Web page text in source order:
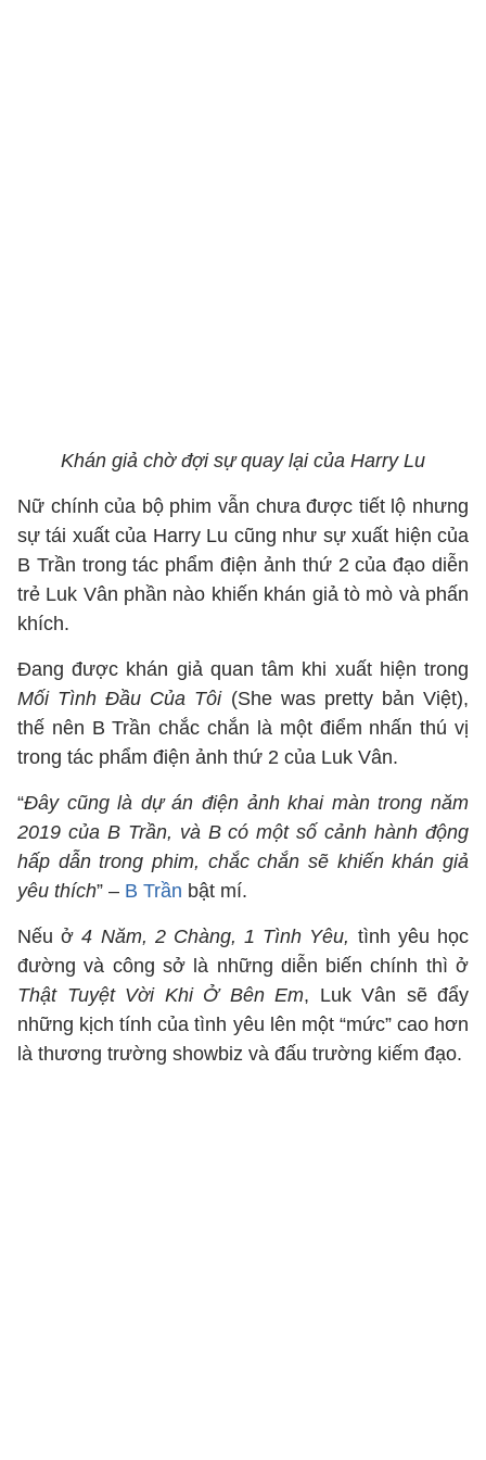
Khán giả chờ đợi sự quay lại của Harry Lu
Nữ chính của bộ phim vẫn chưa được tiết lộ nhưng
sự tái xuất của Harry Lu cũng như sự xuất hiện của
B Trần trong tác phẩm điện ảnh thứ 2 của đạo diễn
trẻ Luk Vân phần nào khiến khán giả tò mò và phấn
khích.
Đang được khán giả quan tâm khi xuất hiện trong
Mối Tình Đầu Của Tôi(She was pretty bản Việt),
thế nên B Trần chắc chắn là một điểm nhấn thú vị
trong tác phẩm điện ảnh thứ 2 của Luk Vân.
“Đây cũng là dự án điện ảnh khai màn trong năm
2019 của B Trần, và B có một số cảnh hành động
hấp dẫn trong phim, chắc chắn sẽ khiến khán giả
yêu thích” – B Trần bật mí.
Nếu ở4 Năm, 2 Chàng, 1 Tình Yêu, tình yêu học
đường và công sở là những diễn biến chính thì ở
Thật Tuyệt Vời Khi Ở Bên Em, Luk Vân sẽ đẩy
những kịch tính của tình yêu lên một “mức” cao hơn
là thương trường showbiz và đấu trường kiếm đạo.